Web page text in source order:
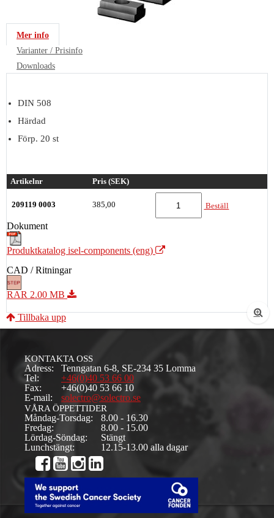
Mer info
Varianter / Prisinfo
Downloads
DIN 508
Härdad
Förp. 20 st
Artikelnr Pris (SEK)
209119 0003 385,00 Beställ
Dokument
Produktkatalog isel-components (eng)
CAD / Ritningar
RAR 2.00 MB
Tillbaka upp
KONTAKTA OSS
Adress:
Tenngatan 6-8, SE-234 35 Lomma
Tel:
+46(0)40 53 66 00
Fax:
+46(0)40 53 66 10
E-mail:
solectro@solectro.se
VÅRA ÖPPETTIDER
Måndag-Torsdag:
8.00 - 16.30
Fredag:
8.00 - 15.00
Lördag-Söndag:
Stängt
Lunchstängt:
12.15-13.00 alla dagar